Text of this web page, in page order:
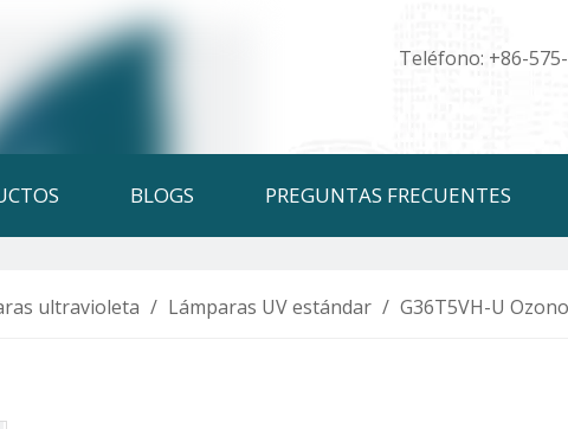
Teléfono: +86-
BLOGS PREGUNTAS FRECUENTES
ultravioleta / Lámparas UV estándar / G36T5VH-U